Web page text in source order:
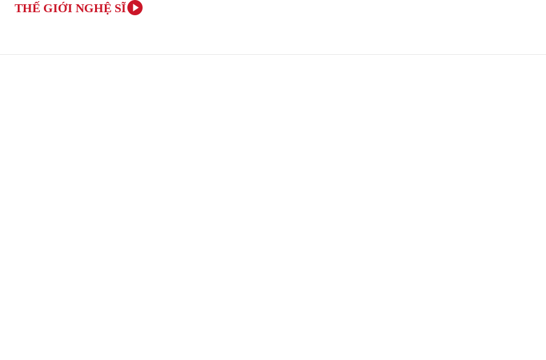
THẾ GIỚI NGHỆ SĨ